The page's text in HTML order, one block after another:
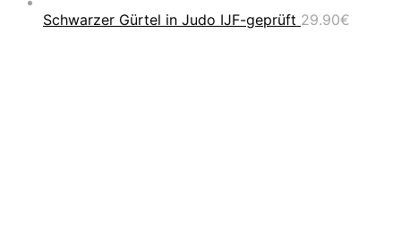
Schwarzer Gürtel in Judo IJF-geprüft 29.90€